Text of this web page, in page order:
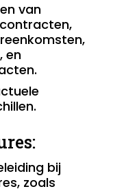
van
en
bij
zoals